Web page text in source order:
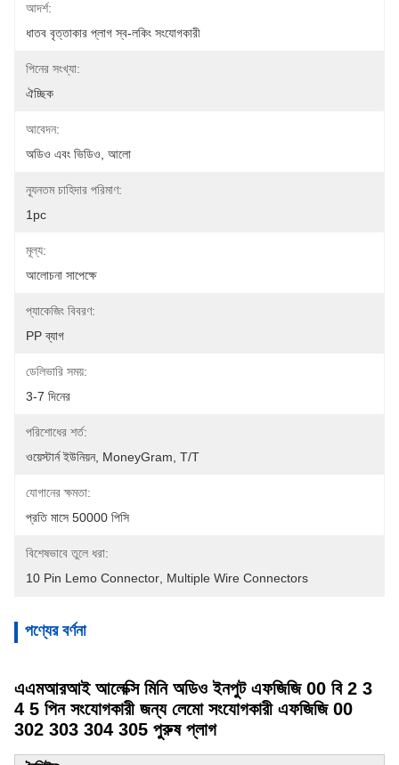
আদর্শ:
ধাতব বৃত্তাকার প্লাগ স্ব-লকিং সংযোগকারী
পিনের সংখ্যা:
ঐচ্ছিক
আবেদন:
অডিও এবং ভিডিও, আলো
ন্যূনতম চাহিদার পরিমাণ:
1pc
মূল্য:
আলোচনা সাপেক্ষে
প্যাকেজিং বিবরণ:
PP ব্যাগ
ডেলিভারি সময়:
3-7 দিনের
পরিশোধের শর্ত:
ওয়েস্টার্ন ইউনিয়ন, MoneyGram, T/T
যোগানের ক্ষমতা:
প্রতি মাসে 50000 পিসি
বিশেষভাবে তুলে ধরা:
10 Pin Lemo Connector Multiple Wire Connectors
পণ্যের বর্ণনা
এএমআরআই আলেক্সি মিনি অডিও ইনপুট এফজিজি 00 বি 2 3
4 5 পিন সংযোগকারী জন্য লেমো সংযোগকারী এফজিজি 00
302 303 304 305 পুরুষ প্লাগ